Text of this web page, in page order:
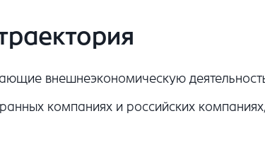
внешнеэкономическую
компаниях и российских